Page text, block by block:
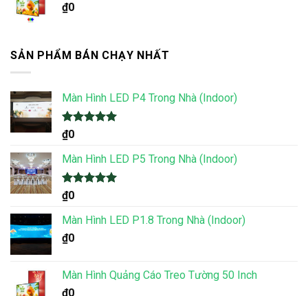
₫0
SẢN PHẨM BÁN CHẠY NHẤT
Màn Hình LED P4 Trong Nhà (Indoor)
Được xếp
hạng
5 sao
₫0
Màn Hình LED P5 Trong Nhà (Indoor)
Được xếp
hạng
5 sao
₫0
Màn Hình LED P1.8 Trong Nhà (Indoor)
₫0
Màn Hình Quảng Cáo Treo Tường 50 Inch
₫0